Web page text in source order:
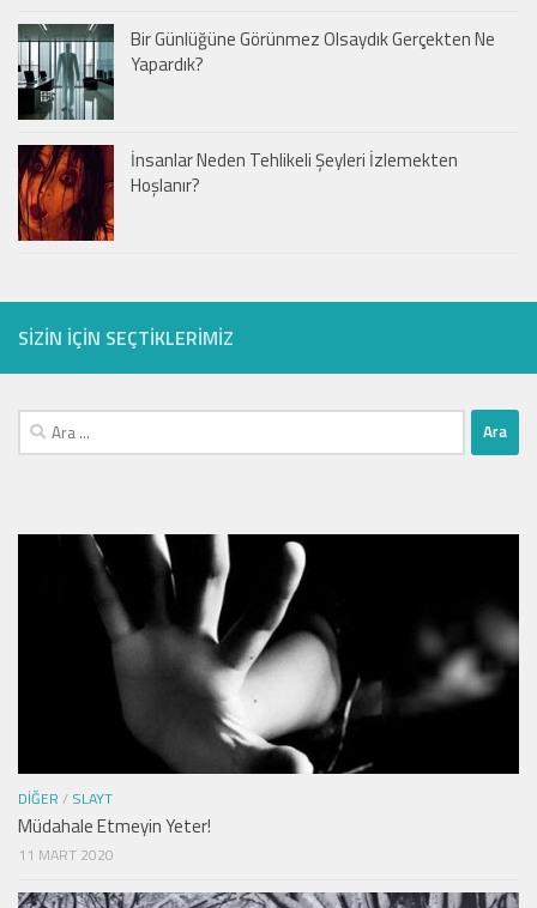
Bir Günlüğüne Görünmez Olsaydık Gerçekten Ne
Yapardık?
İnsanlar Neden Tehlikeli Şeyleri İzlemekten
Hoşlanır?
SIZIN IÇIN SEÇTIKLERIMIZ
Arama:
DIĞER / SLAYT
Müdahale Etmeyin Yeter!
11 MART 2020